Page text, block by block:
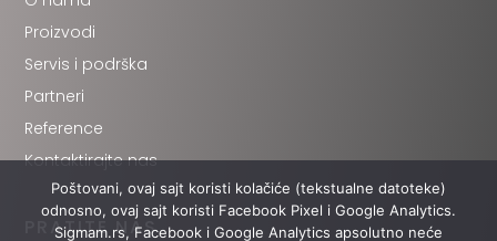
Proizvodi
Servis i podrška
Partneri
Reference
Kontaktirajte nas
PRATITE NAS
Poštovani, ovaj sajt koristi kolačiće (tekstualne datoteke)
odnosno, ovaj sajt koristi Facebook Pixel i Google Analytics.
Sigmam.rs, Facebook i Google Analytics apsolutno neće